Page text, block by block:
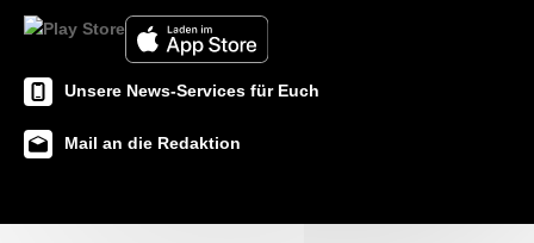
Unsere News-Services für Euch
Mail an die Redaktion